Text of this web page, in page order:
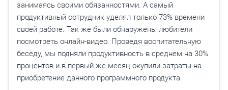
занимаясь своими обязанностями. А самый
продуктивный сотрудник уделял только 73% времени
своей работе. Так же были обнаружены любители
посмотреть онлайн-видео. Проведя воспитательную
беседу, мы подняли продуктивность в среднем на 30%
процентов и в первый же месяц окупили затраты на
приобретение данного программного продукта.